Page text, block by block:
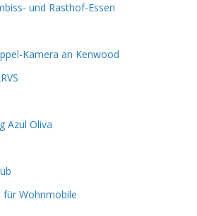
und Rasthof-Essen
Kamera an Kenwood
Azul Oliva
für Wohnmobile